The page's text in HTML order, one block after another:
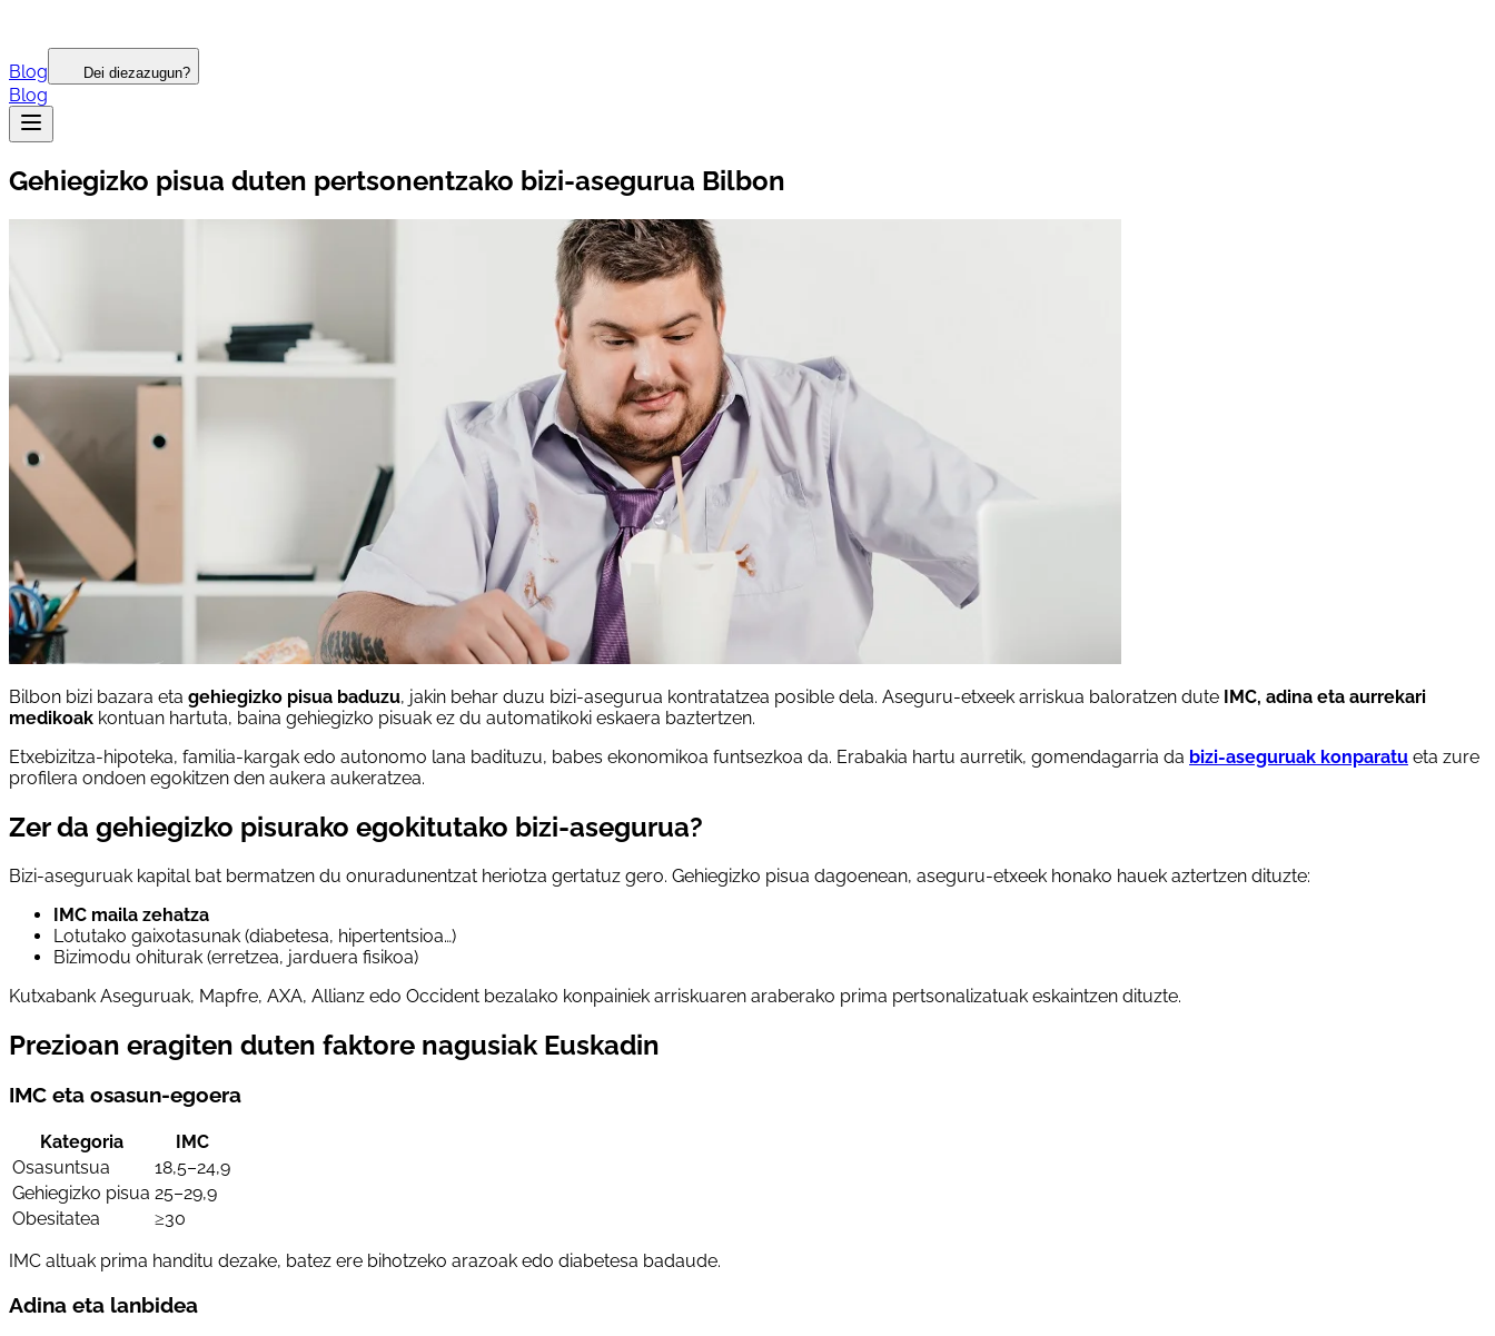
Blog Dei diezazugun?
Blog
Gehiegizko pisua duten pertsonentzako bizi-asegurua Bilbon
Bilbon bizi bazara eta gehiegizko pisua baduzu, jakin behar duzu bizi-asegurua kontratatzea posible dela. Aseguru-etxeek arriskua baloratzen dute IMC, adina eta aurrekari
medikoak kontuan hartuta, baina gehiegizko pisuak ez du automatikoki eskaera baztertzen.
Etxebizitza-hipoteka, familia-kargak edo autonomo lana badituzu, babes ekonomikoa funtsezkoa da. Erabakia hartu aurretik, gomendagarria da bizi-aseguruak konparatu eta zure
profilera ondoen egokitzen den aukera aukeratzea.
Zer da gehiegizko pisurako egokitutako bizi-asegurua?
Bizi-aseguruak kapital bat bermatzen du onuradunentzat heriotza gertatuz gero. Gehiegizko pisua dagoenean, aseguru-etxeek honako hauek aztertzen dituzte:
IMC maila zehatza
Lotutako gaixotasunak (diabetesa, hipertentsioa…)
Bizimodu ohiturak (erretzea, jarduera fisikoa)
Kutxabank Aseguruak, Mapfre, AXA, Allianz edo Occident bezalako konpainiek arriskuaren araberako prima pertsonalizatuak eskaintzen dituzte.
Prezioan eragiten duten faktore nagusiak Euskadin
IMC eta osasun-egoera
Kategoria
IMC
Osasuntsua
18,5–24,9
Gehiegizko pisua 25–29,9
Obesitatea
≥30
IMC altuak prima handitu dezake, batez ere bihotzeko arazoak edo diabetesa badaude.
Adina eta lanbidea